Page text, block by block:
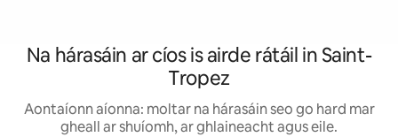
Na hárasáin ar cíos is airde rátáil in Saint-
Tropez
Aontaíonn aíonna: moltar na hárasáin seo go hard mar
gheall ar shuíomh, ar ghlaineacht agus eile.